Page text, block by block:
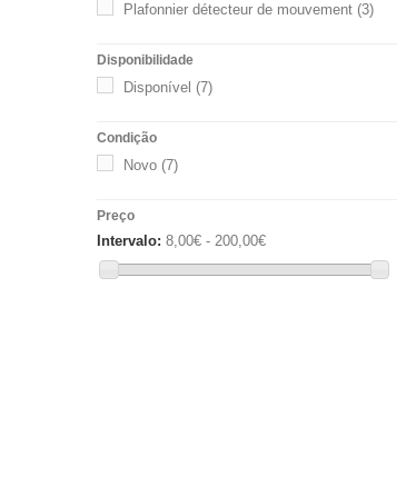
Plafonnier détecteur de mouvement (3)
Disponibilidade
Disponível (7)
Condição
Novo (7)
Preço
Intervalo: 8,00€ - 200,00€